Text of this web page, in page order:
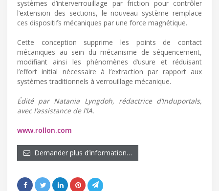
systèmes d’interverrouillage par friction pour contrôler
l’extension des sections, le nouveau système remplace
ces dispositifs mécaniques par une force magnétique.
Cette conception supprime les points de contact
mécaniques au sein du mécanisme de séquencement,
modifiant ainsi les phénomènes d’usure et réduisant
l’effort initial nécessaire à l’extraction par rapport aux
systèmes traditionnels à verrouillage mécanique.
Édité par Natania Lyngdoh, rédactrice d’Induportals,
avec l’assistance de l’IA.
www.rollon.com
Demander plus d’information…